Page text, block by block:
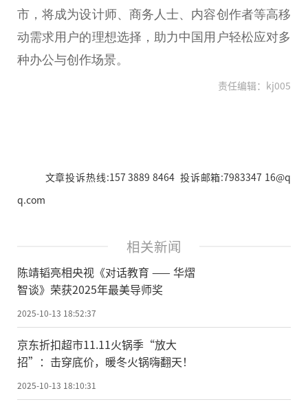
市，将成为设计师、商务人士、内容创作者等高移
动需求用户的理想选择，助力中国用户轻松应对多
种办公与创作场景。
责任编辑：kj005
文章投诉热线:157 3889 8464 投诉邮箱:7983347 16@q
q.com
相关新闻
陈靖韬亮相央视《对话教育 —— 华熠
智谈》荣获2025年最美导师奖
2025-10-13 18:52:37
京东折扣超市11.11火锅季“放大
招”：击穿底价，暖冬火锅嗨翻天！
2025-10-13 18:10:31